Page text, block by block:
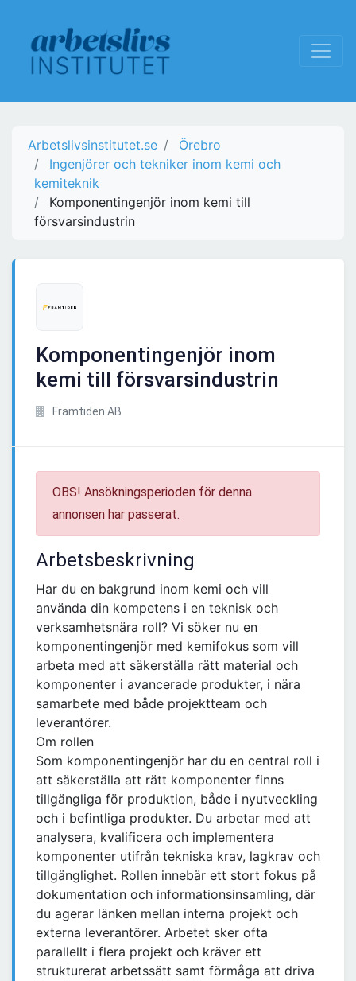
Arbetslivsinstitutet.se
Örebro
Ingenjörer och tekniker inom kemi och
kemiteknik
Komponentingenjör inom kemi till
försvarsindustrin
Komponentingenjör inom
kemi till försvarsindustrin
Framtiden AB
OBS! Ansökningsperioden för denna
annonsen har passerat.
Arbetsbeskrivning
Har du en bakgrund inom kemi och vill
använda din kompetens i en teknisk och
verksamhetsnära roll? Vi söker nu en
komponentingenjör med kemifokus som vill
arbeta med att säkerställa rätt material och
komponenter i avancerade produkter, i nära
samarbete med både projektteam och
leverantörer.
Om rollen
Som komponentingenjör har du en central roll i
att säkerställa att rätt komponenter finns
tillgängliga för produktion, både i nyutveckling
och i befintliga produkter. Du arbetar med att
analysera, kvalificera och implementera
komponenter utifrån tekniska krav, lagkrav och
tillgänglighet. Rollen innebär ett stort fokus på
dokumentation och informationsinsamling, där
du agerar länken mellan interna projekt och
externa leverantörer. Arbetet sker ofta
parallellt i flera projekt och kräver ett
strukturerat arbetssätt samt förmåga att driva